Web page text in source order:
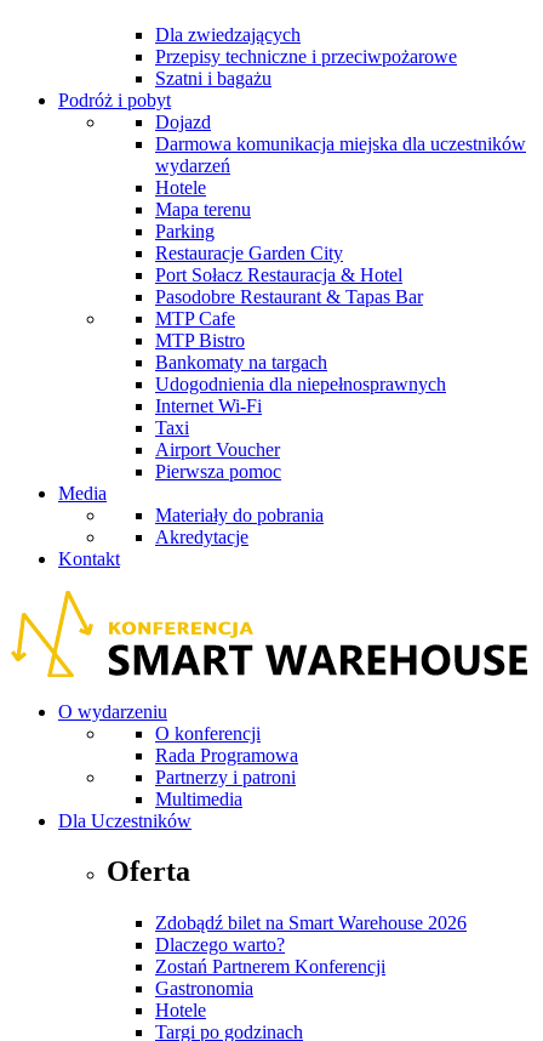
Dla zwiedzających
Przepisy techniczne i przeciwpożarowe
Szatni i bagażu
Podróż i pobyt
Dojazd
Darmowa komunikacja miejska dla uczestników
wydarzeń
Hotele
Mapa terenu
Parking
Restauracje Garden City
Port Sołacz Restauracja & Hotel
Pasodobre Restaurant & Tapas Bar
MTP Cafe
MTP Bistro
Bankomaty na targach
Udogodnienia dla niepełnosprawnych
Internet Wi-Fi
Taxi
Airport Voucher
Pierwsza pomoc
Media
Materiały do pobrania
Akredytacje
Kontakt
O wydarzeniu
O konferencji
Rada Programowa
Partnerzy i patroni
Multimedia
Dla Uczestników
Oferta
Zdobądź bilet na Smart Warehouse 2026
Dlaczego warto?
Zostań Partnerem Konferencji
Gastronomia
Hotele
Targi po godzinach